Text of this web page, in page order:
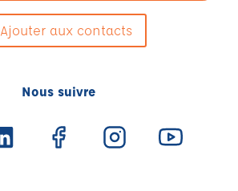
Ajouter aux contacts
Nous suivre